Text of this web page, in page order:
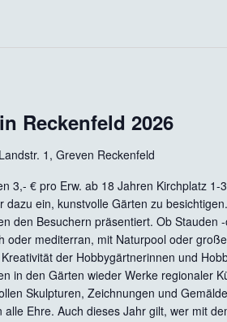
Reckenfeld 2026
1, Greven Reckenfeld
3,- € pro Erw. ab 18 Jahren Kirchplatz 1-
dazu ein, kunstvolle Gärten zu
den Besuchern präsentiert. Ob Stauden
oder mediterran, mit Naturpool oder
der Hobbygärtnerinnen und
in den Gärten wieder Werke regionaler
Skulpturen, Zeichnungen und
alle Ehre. Auch dieses Jahr gilt, wer mit